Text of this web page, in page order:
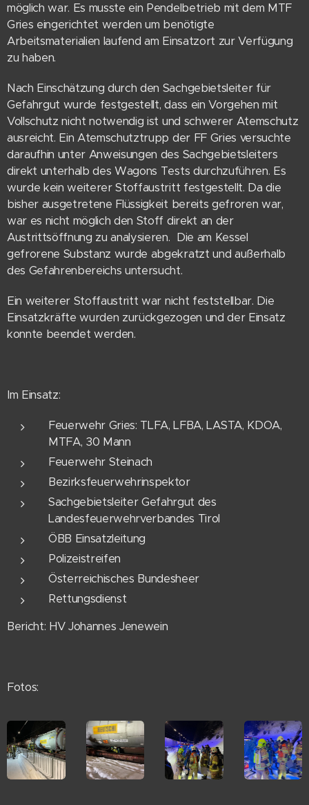
möglich war. Es musste ein Pendelbetrieb mit dem MTF
Gries eingerichtet werden um benötigte
Arbeitsmaterialien laufend am Einsatzort zur Verfügung
zu haben.
Nach Einschätzung durch den Sachgebietsleiter für
Gefahrgut wurde festgestellt, dass ein Vorgehen mit
Vollschutz nicht notwendig ist und schwerer Atemschutz
ausreicht. Ein Atemschutztrupp der FF Gries versuchte
daraufhin unter Anweisungen des Sachgebietsleiters
direkt unterhalb des Wagons Tests durchzuführen. Es
wurde kein weiterer Stoffaustritt festgestellt. Da die
bisher ausgetretene Flüssigkeit bereits gefroren war,
war es nicht möglich den Stoff direkt an der
Austrittsöffnung zu analysieren. Die am Kessel
gefrorene Substanz wurde abgekratzt und außerhalb
des Gefahrenbereichs untersucht.
Ein weiterer Stoffaustritt war nicht feststellbar. Die
Einsatzkräfte wurden zurückgezogen und der Einsatz
konnte beendet werden.
Im Einsatz:
Feuerwehr Gries: TLFA, LFBA, LASTA, KDOA,
MTFA, 30 Mann
Feuerwehr Steinach
Bezirksfeuerwehrinspektor
Sachgebietsleiter Gefahrgut des
Landesfeuerwehrverbandes Tirol
ÖBB Einsatzleitung
Polizeistreifen
Österreichisches Bundesheer
Rettungsdienst
Bericht: HV Johannes Jenewein
Fotos: